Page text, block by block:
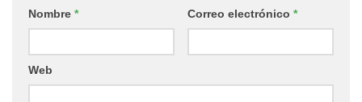
Nombre * Correo electrónico *
Web